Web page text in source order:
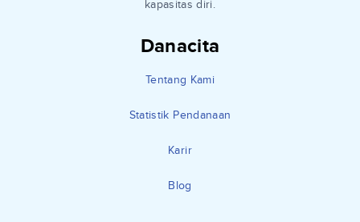
Danacita
Tentang Kami
Statistik Pendanaan
Karir
Blog
kapasitas diri.